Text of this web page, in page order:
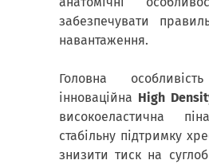
забезпечувати
навантаження.
Головна
інноваційна High
високоеластична
стабільну підтримку
знизити тиск на